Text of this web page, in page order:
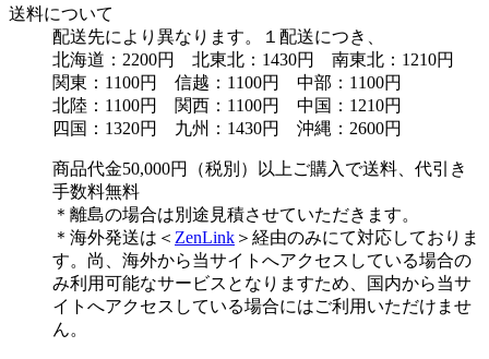
送料について
配送先により異なります。１配送につき、
北海道：2200円 北東北：1430円 南東北：1210円
関東：1100円 信越：1100円 中部：1100円
北陸：1100円 関西：1100円 中国：1210円
四国：1320円 九州：1430円 沖縄：2600円
商品代金50,000円（税別）以上ご購入で送料、代引き
手数料無料
＊離島の場合は別途見積させていただきます。
＊海外発送は＜ ZenLink ＞経由のみにて対応しておりま
す。尚、海外から当サイトへアクセスしている場合の
み利用可能なサービスとなりますため、国内から当サ
イトへアクセスしている場合にはご利用いただけませ
ん。